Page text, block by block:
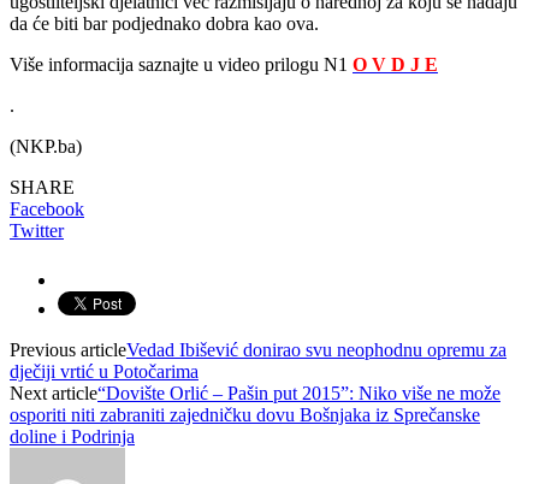
da će biti bar podjednako dobra kao ova.
Više informacija saznajte u video prilogu N1 O V D J E
.
(NKP.ba)
SHARE
Facebook
Twitter
Previous articleVedad Ibišević donirao svu neophodnu opremu za
dječiji vrtić u Potočarima
Next article“Dovište Orlić – Pašin put 2015”: Niko više ne može
osporiti niti zabraniti zajedničku dovu Bošnjaka iz Sprečanske
doline i Podrinja